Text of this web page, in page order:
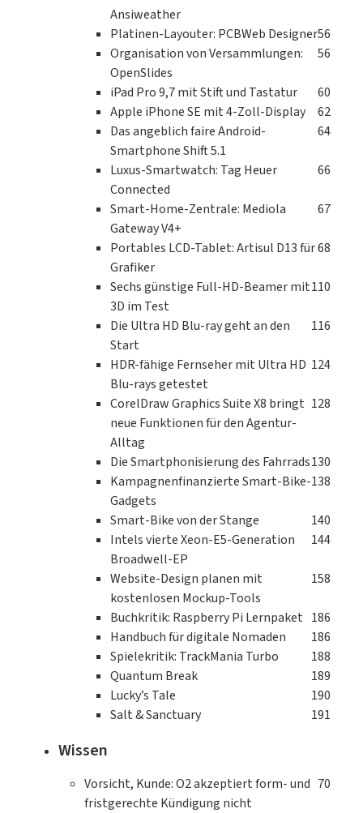
Ansiweather
56
Platinen-Layouter: PCBWeb Designer
56
Organisation von Versammlungen:
OpenSlides
60
iPad Pro 9,7 mit Stift und Tastatur
62
Apple iPhone SE mit 4-Zoll-Display
64
Das angeblich faire Android-
Smartphone Shift 5.1
66
Luxus-Smartwatch: Tag Heuer
Connected
67
Smart-Home-Zentrale: Mediola
Gateway V4+
68
Portables LCD-Tablet: Artisul D13 für
Grafiker
110
Sechs günstige Full-HD-Beamer mit
3D im Test
116
Die Ultra HD Blu-ray geht an den
Start
124
HDR-fähige Fernseher mit Ultra HD
Blu-rays getestet
128
CorelDraw Graphics Suite X8 bringt
neue Funktionen für den Agentur-
Alltag
130
Die Smartphonisierung des Fahrrads
138
Kampagnenfinanzierte Smart-Bike-
Gadgets
140
Smart-Bike von der Stange
144
Intels vierte Xeon-E5-Generation
Broadwell-EP
158
Website-Design planen mit
kostenlosen Mockup-Tools
186
Buchkritik: Raspberry Pi Lernpaket
186
Handbuch für digitale Nomaden
188
Spielekritik: TrackMania Turbo
189
Quantum Break
190
Lucky’s Tale
191
Salt & Sanctuary
Wissen
70
Vorsicht, Kunde: O2 akzeptiert form- und
fristgerechte Kündigung nicht